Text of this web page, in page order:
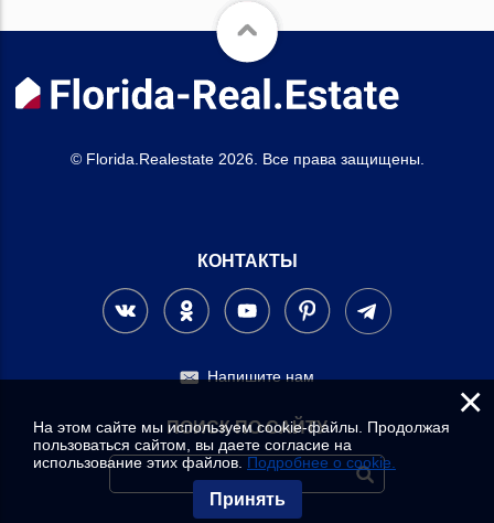
© Florida.Realestate 2026. Все права защищены.
КОНТАКТЫ
Напишите нам
ПОИСК ПО САЙТУ
×
На этом сайте мы используем cookie-файлы. Продолжая
пользоваться сайтом, вы даете согласие на
использование этих файлов. Подробнее о cookie.
Принять